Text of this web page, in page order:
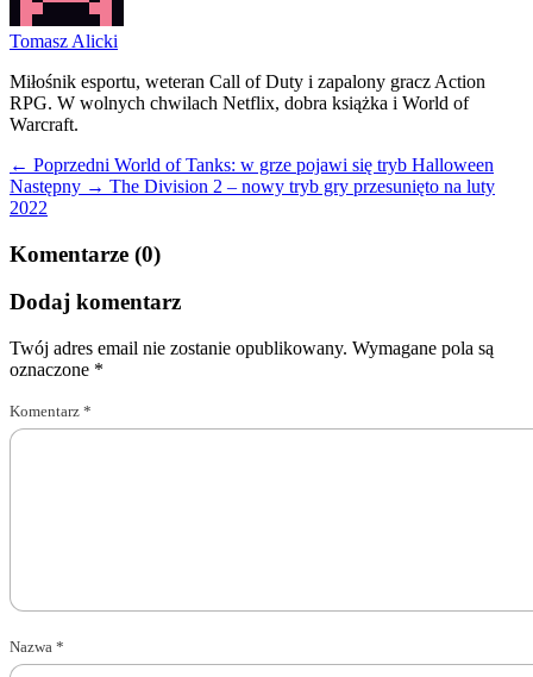
Tomasz Alicki
Miłośnik esportu, weteran Call of Duty i zapalony gracz Action
RPG. W wolnych chwilach Netflix, dobra książka i World of
Warcraft.
← Poprzedni World of Tanks: w grze pojawi się tryb Halloween
Następny → The Division 2 – nowy tryb gry przesunięto na luty
2022
Komentarze (0)
Dodaj komentarz
Twój adres email nie zostanie opublikowany. Wymagane pola są
oznaczone *
Komentarz *
Nazwa *